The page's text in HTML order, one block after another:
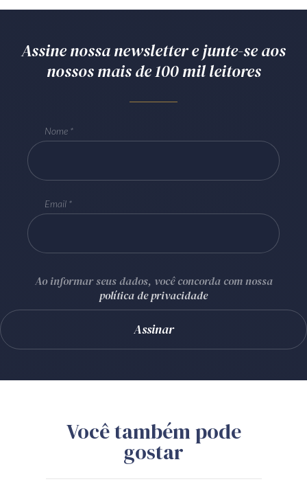
Assine nossa newsletter e junte-se aos
nossos mais de 100 mil leitores
Nome
Email
Ao informar seus dados, você concorda com nossa
política de privacidade
Você também pode
gostar